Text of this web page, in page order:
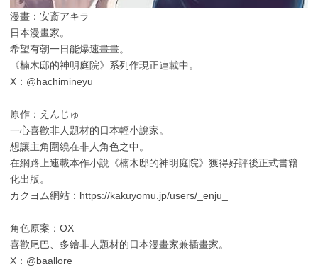
漫畫：安斎アキラ
日本漫畫家。
希望有朝一日能爆速畫畫。
《楠木邸的神明庭院》系列作現正連載中。
X：@hachimineyu
原作：えんじゅ
一心喜歡非人題材的日本輕小說家。
想讓主角圍繞在非人角色之中。
在網路上連載本作小說《楠木邸的神明庭院》獲得好評後正式書籍
化出版。
カクヨム網站：https://kakuyomu.jp/users/_enju_
角色原案：OX
喜歡尾巴、多繪非人題材的日本漫畫家兼插畫家。
X：@baallore